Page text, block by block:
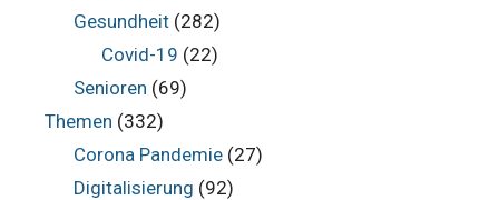
Gesundheit(282)
Covid-19 (22)
Senioren (69)
Themen (332)
Corona Pandemie(27)
Digitalisierung (92)